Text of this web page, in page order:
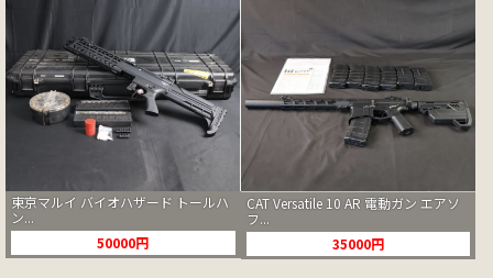
東京マルイ バイオハザード トールハ
ン...
50000円
CAT Versatile 10 AR 電動ガン エアソ
フ...
35000円